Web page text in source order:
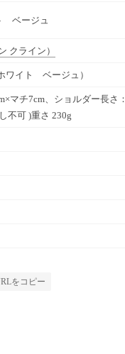
ベージュ
クライン）
ワイト ベージュ）
マチ7cm、ショルダー長さ：
不可 )重さ 230g
をコピー